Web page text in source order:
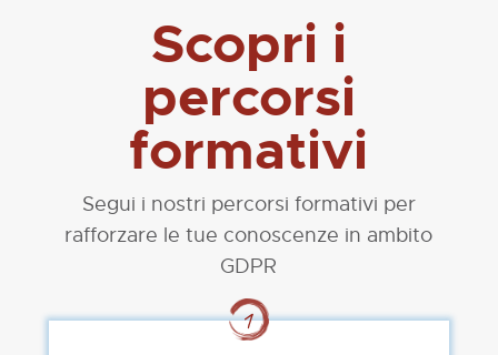
Scopri i
percorsi
formativi
Segui i nostri percorsi formativi per
rafforzare le tue conoscenze in ambito
GDPR